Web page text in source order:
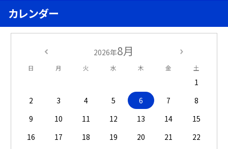
カレンダー
2026年8月
日 月 火 水 木 金 土
1
2
3 4 5 6 7
8
9
10 11 12 13 14
15
16
17 18 19 20 21
22